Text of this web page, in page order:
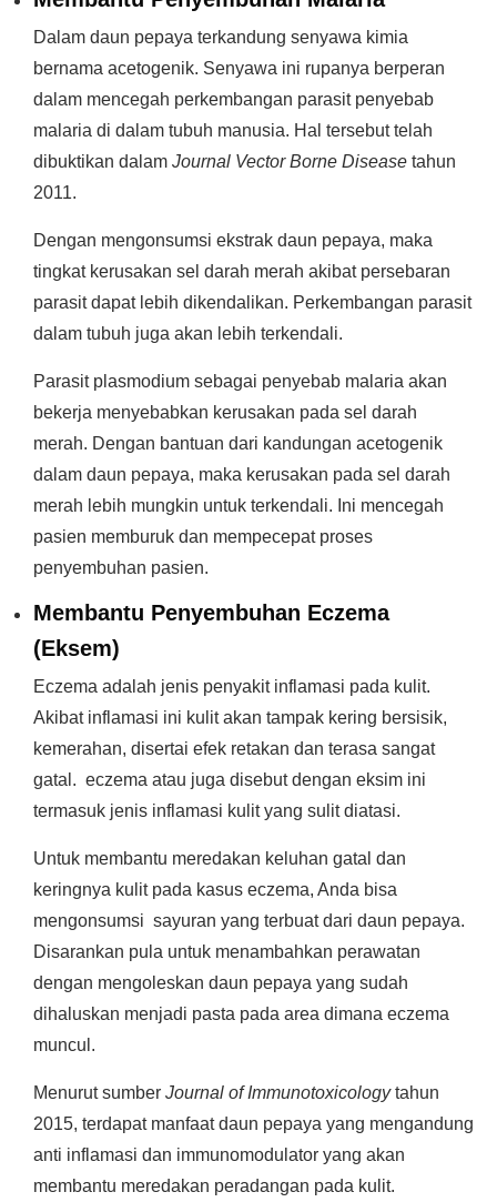
Dalam daun pepaya terkandung senyawa kimia
bernama acetogenik. Senyawa ini rupanya berperan
dalam mencegah perkembangan parasit penyebab
malaria di dalam tubuh manusia. Hal tersebut telah
dibuktikan dalam Journal Vector Borne Disease tahun
2011.
Dengan mengonsumsi ekstrak daun pepaya, maka
tingkat kerusakan sel darah merah akibat persebaran
parasit dapat lebih dikendalikan. Perkembangan parasit
dalam tubuh juga akan lebih terkendali.
Parasit plasmodium sebagai penyebab malaria akan
bekerja menyebabkan kerusakan pada sel darah
merah. Dengan bantuan dari kandungan acetogenik
dalam daun pepaya, maka kerusakan pada sel darah
merah lebih mungkin untuk terkendali. Ini mencegah
pasien memburuk dan mempecepat proses
penyembuhan pasien.
Membantu Penyembuhan Eczema
(Eksem)
Eczema adalah jenis penyakit inflamasi pada kulit.
Akibat inflamasi ini kulit akan tampak kering bersisik,
kemerahan, disertai efek retakan dan terasa sangat
gatal. eczema atau juga disebut dengan eksim ini
termasuk jenis inflamasi kulit yang sulit diatasi.
Untuk membantu meredakan keluhan gatal dan
keringnya kulit pada kasus eczema, Anda bisa
mengonsumsi sayuran yang terbuat dari daun pepaya.
Disarankan pula untuk menambahkan perawatan
dengan mengoleskan daun pepaya yang sudah
dihaluskan menjadi pasta pada area dimana eczema
muncul.
Menurut sumber Journal of Immunotoxicologytahun
2015, terdapat manfaat daun pepaya yang mengandung
anti inflamasi dan immunomodulator yang akan
membantu meredakan peradangan pada kulit.